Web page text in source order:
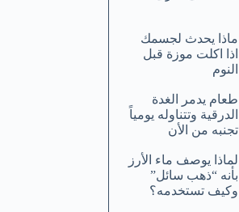
ماذا يحدث لجسمك
اذا اكلت موزة قبل
النوم
طعام يدمر الغدة
الدرقية وتتناوله يومياً
تجنبه من الأن
لماذا يوصف ماء الأرز
بأنه “ذهب سائل”
وكيف تستخدمه؟